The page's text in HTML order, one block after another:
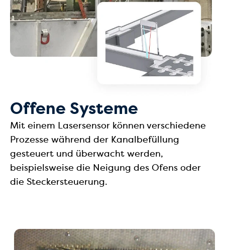
Offene Systeme
Mit einem Lasersensor können verschiedene
Prozesse während der Kanalbefüllung
gesteuert und überwacht werden,
beispielsweise die Neigung des Ofens oder
die Steckersteuerung.